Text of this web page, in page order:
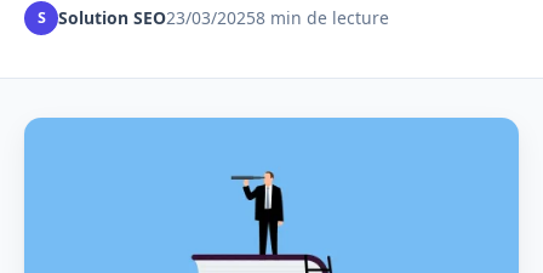
S Solution SEO23/03/20258 min de lecture